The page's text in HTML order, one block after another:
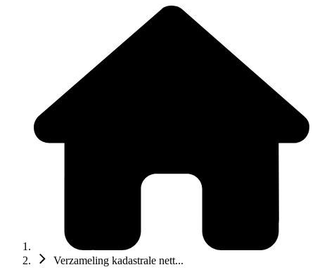
Verzameling kadastrale nett...